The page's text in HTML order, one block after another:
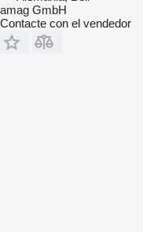
amag GmbH
Contacte con el vendedor